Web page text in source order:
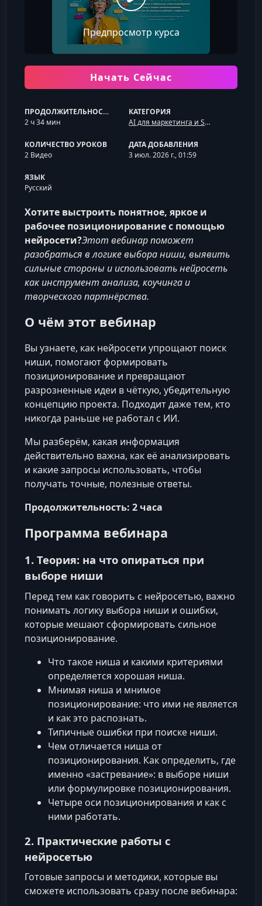
Предпросмотр курса
Начать Сейчас
ПРОДОЛЖИТЕЛЬНОСТЬ
2 ч 34 мин
КАТЕГОРИЯ
AI для маркетинга и SMM
КОЛИЧЕСТВО УРОКОВ
2 Видео
ДАТА ДОБАВЛЕНИЯ
3 июл. 2026 г., 01:59
ЯЗЫК
Русский
Хотите выстроить понятное, яркое и
рабочее позиционирование с помощью
нейросети?Этот вебинар поможет
разобраться в логике выбора ниши, выявить
сильные стороны и использовать нейросеть
как инструмент анализа, коучинга и
творческого партнёрства.
О чём этот вебинар
Вы узнаете, как нейросети упрощают поиск
ниши, помогают формировать
позиционирование и превращают
разрозненные идеи в чёткую, убедительную
концепцию проекта. Подходит даже тем, кто
никогда раньше не работал с ИИ.
Мы разберём, какая информация
действительно важна, как её анализировать
и какие запросы использовать, чтобы
получать точные, полезные ответы.
Продолжительность: 2 часа
Программа вебинара
1. Теория: на что опираться при
выборе ниши
Перед тем как говорить с нейросетью, важно
понимать логику выбора ниши и ошибки,
которые мешают сформировать сильное
позиционирование.
Что такое ниша и какими критериями
определяется хорошая ниша.
Мнимая ниша и мнимое
позиционирование: что ими не является
и как это распознать.
Типичные ошибки при поиске ниши.
Чем отличается ниша от
позиционирования. Как определить, где
именно «застревание»: в выборе ниши
или формулировке позиционирования.
Четыре оси позиционирования и как с
ними работать.
2. Практические работы с
нейросетью
Готовые запросы и методики, которые вы
сможете использовать сразу после вебинара: